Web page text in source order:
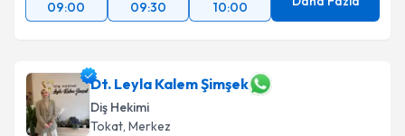
09:00 09:30 10:00
Dt. Leyla Kalem Şimşek
Diş Hekimi
Tokat, Merkez